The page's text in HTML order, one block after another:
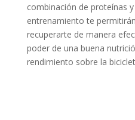
combinación de proteínas
entrenamiento te
recuperarte de manera
poder de una buena
rendimiento sobre la